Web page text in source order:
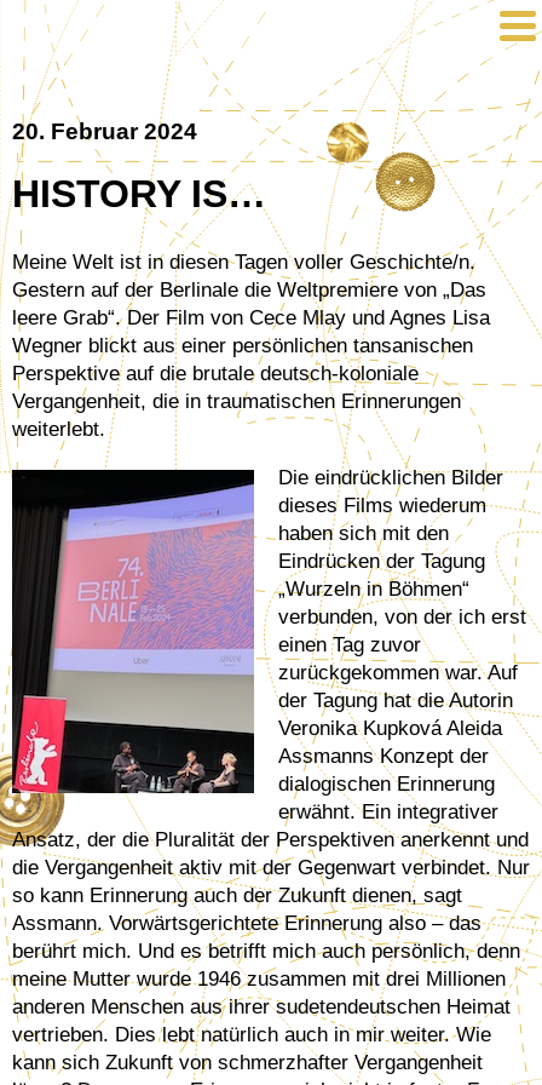
20. Februar 2024
HISTORY IS…
Meine Welt ist in diesen Tagen voller Geschichte/n.
Gestern auf der Berlinale die Weltpremiere von „Das
leere Grab“. Der Film von Cece Mlay und Agnes Lisa
Wegner blickt aus einer persönlichen tansanischen
Perspektive auf die brutale deutsch-koloniale
Vergangenheit, die in traumatischen Erinnerungen
weiterlebt.
Die eindrücklichen Bilder
dieses Films wiederum
haben sich mit den
Eindrücken der Tagung
„Wurzeln in Böhmen“
verbunden, von der ich erst
einen Tag zuvor
zurückgekommen war. Auf
der Tagung hat die Autorin
Veronika Kupková Aleida
Assmanns Konzept der
dialogischen Erinnerung
erwähnt. Ein integrativer
Ansatz, der die Pluralität der Perspektiven anerkennt und
die Vergangenheit aktiv mit der Gegenwart verbindet. Nur
so kann Erinnerung auch der Zukunft dienen, sagt
Assmann. Vorwärtsgerichtete Erinnerung also – das
berührt mich. Und es betrifft mich auch persönlich, denn
meine Mutter wurde 1946 zusammen mit drei Millionen
anderen Menschen aus ihrer sudetendeutschen Heimat
vertrieben. Dies lebt natürlich auch in mir weiter. Wie
kann sich Zukunft von schmerzhafter Vergangenheit